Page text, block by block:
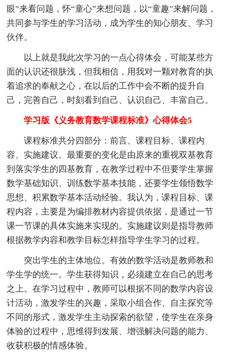
眼”来看问题，怀“童心”来想问题，以“童趣”来解问题，
共同参与学生的学习活动，成为学生的知心朋友、学习
伙伴。
以上就是我此次学习的一点心得体会，可能某些方
面的认识还很肤浅，但我相信，用我对一颗对教育的执
着追求的奉献之心，在以后的工作中会不断的提升自
己，完善自己，时刻看到自己、认识自己、丰富自己。
学习版《义务教育数学课程标准》心得体会5
课程标准共分四部分：前言、课程目标、课程内
容、实施建议。最重要的变化是由原来的重视双基教育
到落实学生的四基教育，在教学过程中不但要学生掌握
数学基础知识、训练数学基本技能，还要学生领悟数学
思想、积累数学基本活动经验。我认为，课程目标、课
程内容，主要是为编排教材内容提供依据，是通过一节
课一节课的具体实施来实现的。实施建议则是指导教师
根据教学内容和教学目标怎样指导学生学习的过程。
突出学生的主体地位。有效的数学活动是教师教和
学生学的统一。学生获得知识，必须建立在自己的思考
之上。在学习过程中，教师可以根据不同的数学内容设
计活动，激发学生的兴趣，采取小组合作、自主探究等
不同的形式，激发学生主动探索的欲望，使学生在亲身
体验的过程中，思维得到发展、增强解决问题的能力、
收获积极的情感体验。